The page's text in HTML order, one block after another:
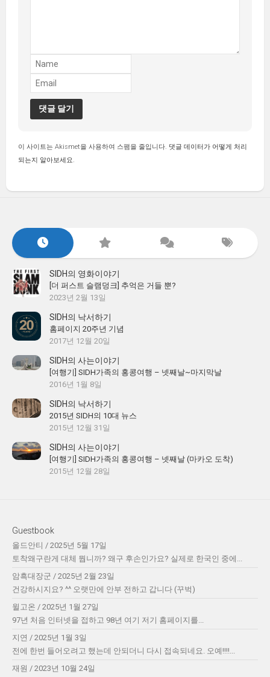
이 사이트는 Akismet을 사용하여 스팸을 줄입니다. 댓글 데이터가 어떻게 처리
되는지 알아보세요.
SIDH의 영화이야기
[더 퍼스트 슬램덩크] 추억은 거들 뿐?
2023년 2월 13일
SIDH의 낙서하기
홈페이지 20주년 기념
2017년 12월 20일
SIDH의 사는이야기
[여행기] SIDH가족의 홍콩여행 – 넷째날~마지막날
2016년 1월 8일
SIDH의 낙서하기
2015년 SIDH의 10대 뉴스
2015년 12월 31일
SIDH의 사는이야기
[여행기] SIDH가족의 홍콩여행 – 넷째날 (마카오 도착)
2015년 12월 28일
Guestbook
올드안티 / 2025년 5월 17일
토착왜구란게 대체 뭡니까? 왜구 후손인가요? 실제로 한국인 중에...
암흑대장군 / 2025년 2월 23일
건강하시지요? ^^ 오랫만에 안부 전하고 갑니다 (꾸벅)
윌고온 / 2025년 1월 27일
97년 처음 인터넷을 접하고 98년 여기 저기 홈페이지를...
지연 / 2025년 1월 3일
전에 한번 들어오려고 했는데 안되더니 다시 접속되네요. 오예!!!!...
재원 / 2023년 10월 24일